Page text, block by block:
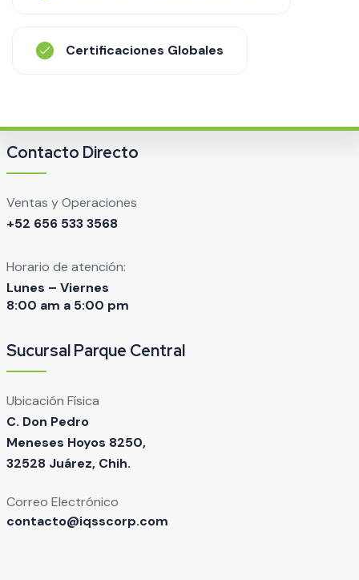
Certificaciones Globales
Contacto Directo
Ventas y Operaciones
+52 656 533 3568
Horario de atención:
Lunes – Viernes
8:00 am a 5:00 pm
Sucursal Parque Central
Ubicación Física
C. Don Pedro
Meneses Hoyos 8250,
32528 Juárez, Chih.
Correo Electrónico
contacto@iqsscorp.com